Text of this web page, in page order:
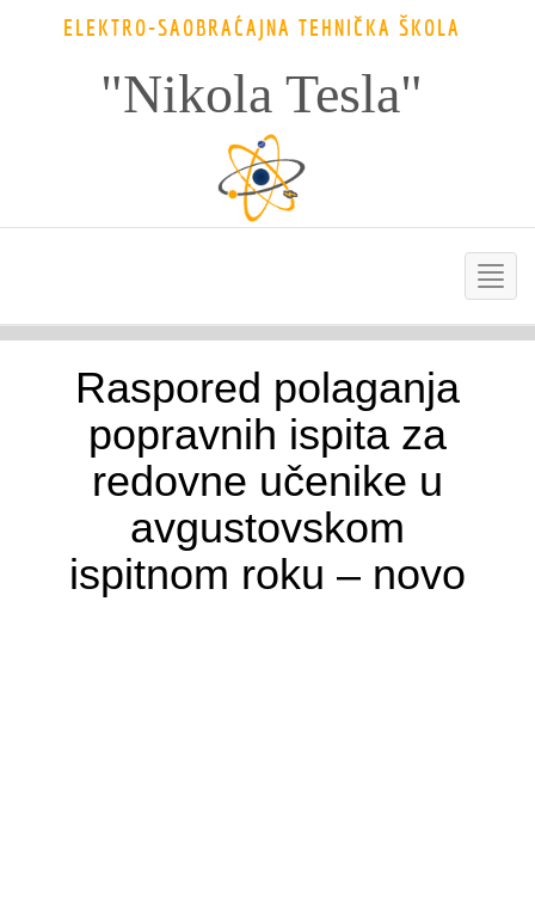
ELEKTRO-SAOBRAĆAJNA TEHNIČKA ŠKOLA
"Nikola Tesla"
Raspored polaganja
popravnih ispita za
redovne učenike u
avgustovskom
ispitnom roku – novo